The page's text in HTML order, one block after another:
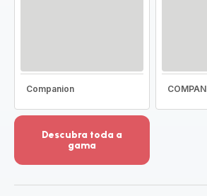
Companion
Descubra toda a
gama
detalhes